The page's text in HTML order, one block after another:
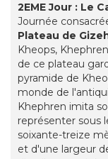
2EME Jour : Le
Journée
Plateau de
Kheops,
de ce plateau
pyramide de
monde de
Khephren imita
représenter sous
soixante-treize
et d'une largeur